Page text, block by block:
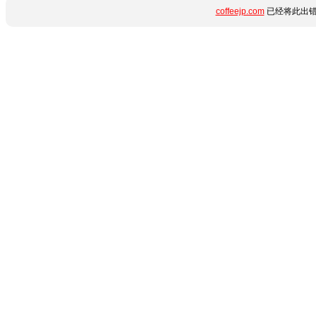
coffeejp.com已经将此出